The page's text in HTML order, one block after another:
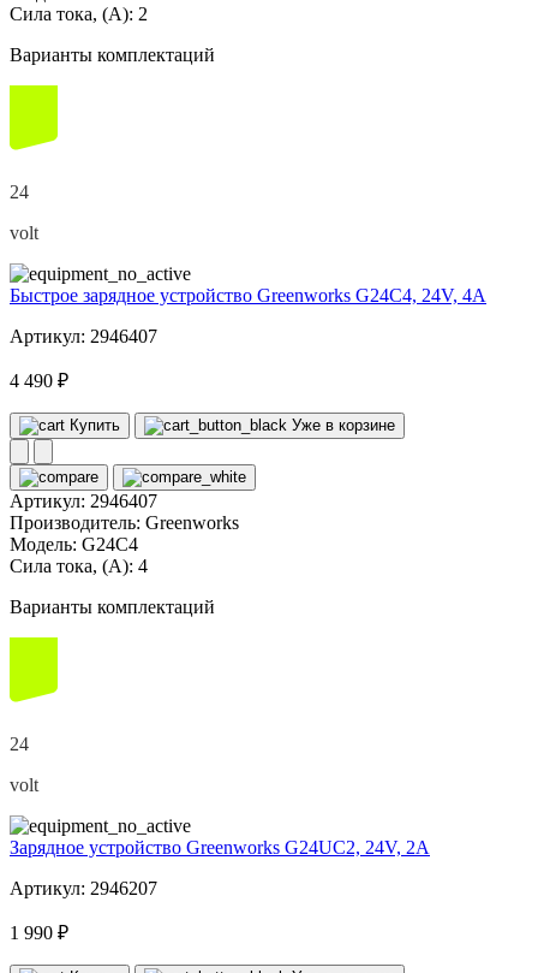
Сила тока, (А): 2
Варианты комплектаций
24
volt
Быстрое зарядное устройство Greenworks G24C4, 24V, 4А
Артикул: 2946407
4 490 ₽
Купить Уже в корзине
Артикул: 2946407
Производитель: Greenworks
Модель: G24C4
Сила тока, (А): 4
Варианты комплектаций
24
volt
Зарядное устройство Greenworks G24UC2, 24V, 2А
Артикул: 2946207
1 990 ₽